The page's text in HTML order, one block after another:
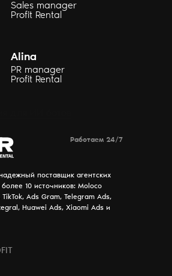
Sales manager
Profit Rental
Alina
PR manager
Profit Rental
Работаем 24/7
поставщик агентских
10 источников: Moloco
Ads Gram, Telegram Ads,
Huawei Ads, Xiaomi Ads и